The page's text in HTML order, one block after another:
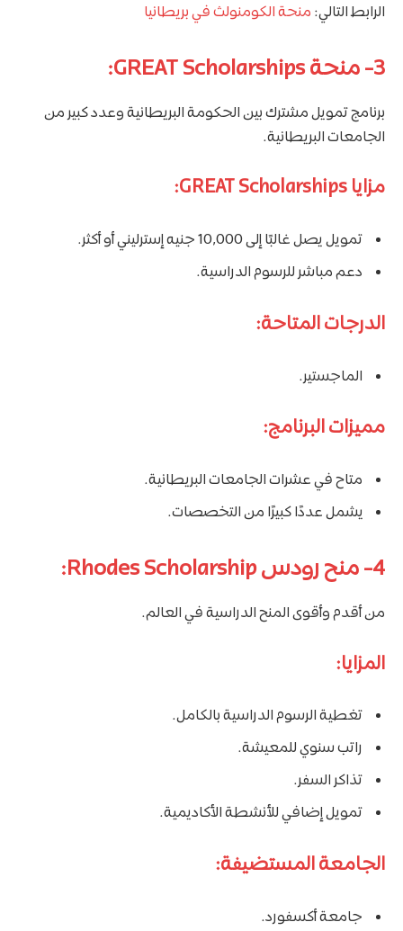
الرابط التالي: منحة الكومنولث في بريطانيا
3- منحة GREAT Scholarships:
برنامج تمويل مشترك بين الحكومة البريطانية وعدد كبير من
الجامعات البريطانية.
مزايا GREAT Scholarships:
تمويل يصل غالبًا إلى 10,000 جنيه إسترليني أو أكثر.
دعم مباشر للرسوم الدراسية.
الدرجات المتاحة:
الماجستير.
مميزات البرنامج:
متاح في عشرات الجامعات البريطانية.
يشمل عددًا كبيرًا من التخصصات.
4- منح رودس Rhodes Scholarship:
من أقدم وأقوى المنح الدراسية في العالم.
المزايا:
تغطية الرسوم الدراسية بالكامل.
راتب سنوي للمعيشة.
تذاكر السفر.
تمويل إضافي للأنشطة الأكاديمية.
الجامعة المستضيفة:
جامعة أكسفورد.